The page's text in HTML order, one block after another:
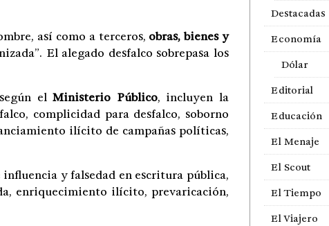
así como a terceros, obras, bienes y
El alegado desfalco sobrepasa los
elMinisterio Público, incluyen la
complicidad para desfalco, soborno
ilícito de campañas políticas,
y falsedad en escritura pública,
enriquecimiento ilícito, prevaricación,
Destacadas
Economía
Dólar
Editorial
Educación
El Menaje
El Scout
El Tiempo
El Viajero